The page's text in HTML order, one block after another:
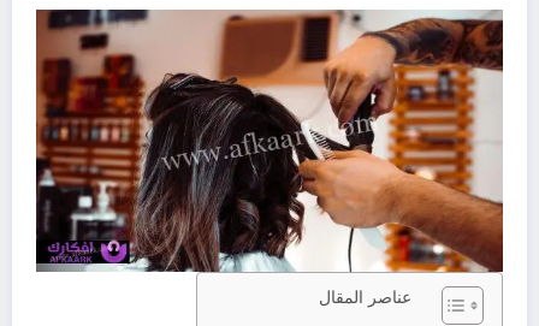
عناصر المقال